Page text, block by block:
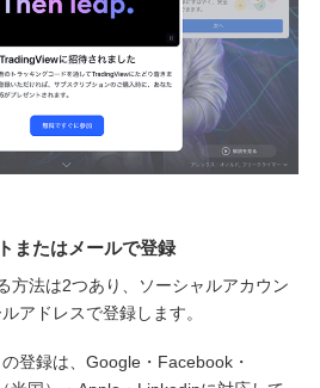
またはメールで登録
方法は2つあり、ソーシャルアカウン
アドレスで登録します。
登録は、Google・Facebook・